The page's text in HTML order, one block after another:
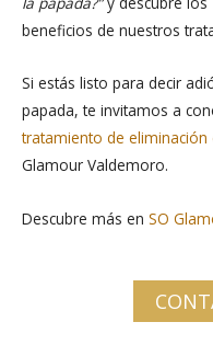
beneficios de nuestros
Si estás listo para decir
papada, te invitamos a
tratamiento de eliminación
Glamour Valdemoro.
Descubre más en SO